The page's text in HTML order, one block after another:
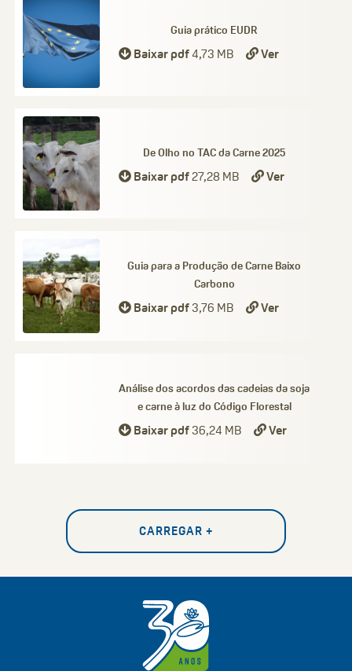
Guia prático EUDR
Baixar pdf4,73 MB Ver
De Olho no TAC da Carne 2025
Baixar pdf27,28 MB Ver
Guia para a Produção de Carne Baixo
Carbono
Baixar pdf3,76 MB Ver
Análise dos acordos das cadeias da soja
e carne à luz do Código Florestal
Baixar pdf36,24 MB Ver
CARREGAR +